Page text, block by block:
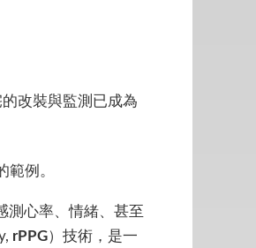
改裝與監測已成為
例。
測心率、情緒、甚至
rPPG）技術，是一